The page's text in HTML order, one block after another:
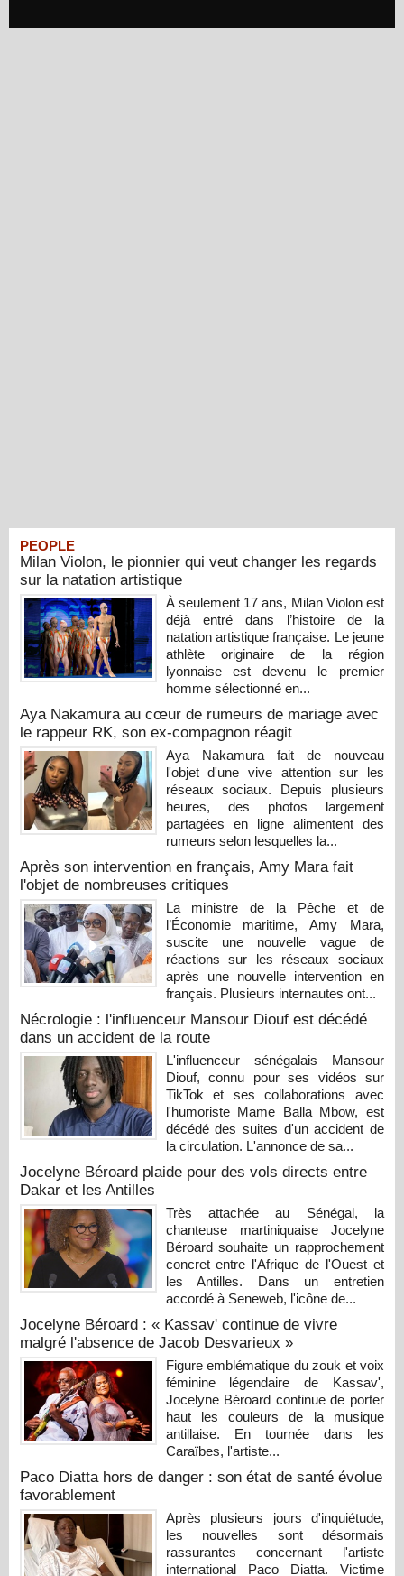
PEOPLE
Milan Violon, le pionnier qui veut changer les regards
sur la natation artistique
À seulement 17 ans, Milan Violon est
déjà entré dans l’histoire de la
natation artistique française. Le jeune
athlète originaire de la région
lyonnaise est devenu le premier
homme sélectionné en...
Aya Nakamura au cœur de rumeurs de mariage avec
le rappeur RK, son ex-compagnon réagit
Aya Nakamura fait de nouveau
l'objet d'une vive attention sur les
réseaux sociaux. Depuis plusieurs
heures, des photos largement
partagées en ligne alimentent des
rumeurs selon lesquelles la...
Après son intervention en français, Amy Mara fait
l'objet de nombreuses critiques
La ministre de la Pêche et de
l’Économie maritime, Amy Mara,
suscite une nouvelle vague de
réactions sur les réseaux sociaux
après une nouvelle intervention en
français. Plusieurs internautes ont...
Nécrologie : l'influenceur Mansour Diouf est décédé
dans un accident de la route
L'influenceur sénégalais Mansour
Diouf, connu pour ses vidéos sur
TikTok et ses collaborations avec
l'humoriste Mame Balla Mbow, est
décédé des suites d'un accident de
la circulation. L'annonce de sa...
Jocelyne Béroard plaide pour des vols directs entre
Dakar et les Antilles
Très attachée au Sénégal, la
chanteuse martiniquaise Jocelyne
Béroard souhaite un rapprochement
concret entre l'Afrique de l'Ouest et
les Antilles. Dans un entretien
accordé à Seneweb, l'icône de...
Jocelyne Béroard : « Kassav' continue de vivre
malgré l'absence de Jacob Desvarieux »
Figure emblématique du zouk et voix
féminine légendaire de Kassav',
Jocelyne Béroard continue de porter
haut les couleurs de la musique
antillaise. En tournée dans les
Caraïbes, l'artiste...
Paco Diatta hors de danger : son état de santé évolue
favorablement
Après plusieurs jours d'inquiétude,
les nouvelles sont désormais
rassurantes concernant l'artiste
international Paco Diatta. Victime